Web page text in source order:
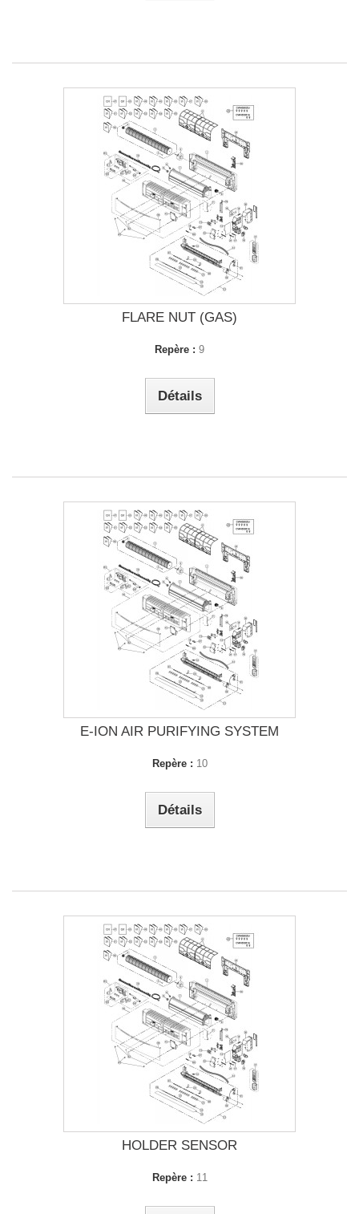
FLARE NUT (GAS)
Repère : 9
Détails
E-ION AIR PURIFYING SYSTEM
Repère : 10
Détails
HOLDER SENSOR
Repère : 11